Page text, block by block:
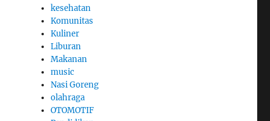
kesehatan
Komunitas
Kuliner
Liburan
Makanan
music
Nasi Goreng
olahraga
OTOMOTIF